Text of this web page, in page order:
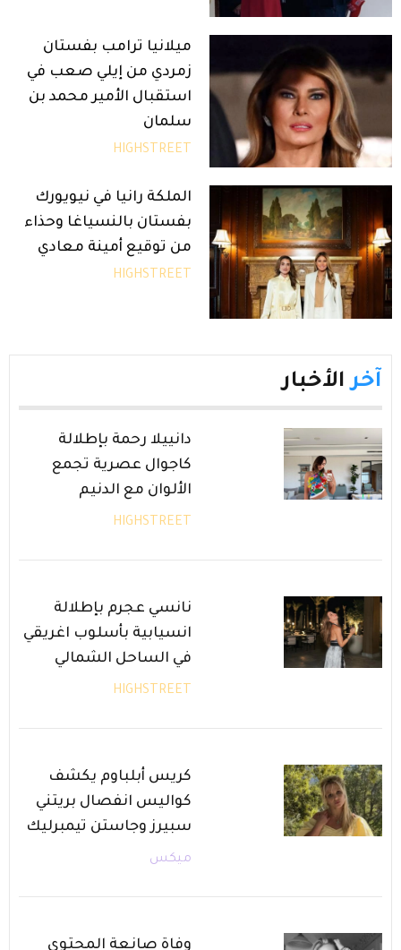
ميلانيا ترامب بفستان
زمردي من إيلي صعب في
استقبال الأمير محمد بن
سلمان
HIGHSTREET
الملكة رانيا في نيويورك
بفستان بالنسياغا وحذاء
من توقيع أمينة معادي
HIGHSTREET
آخر الأخبار
دانييلا رحمة بإطلالة
كاجوال عصرية تجمع
الألوان مع الدنيم
HIGHSTREET
نانسي عجرم بإطلالة
انسيابية بأسلوب اغريقي
في الساحل الشمالي
HIGHSTREET
كريس أبلباوم يكشف
كواليس انفصال بريتني
سبيرز وجاستن تيمبرليك
ميكس
وفاة صانعة المحتوى